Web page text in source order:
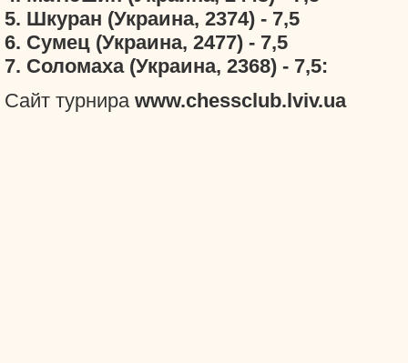
5. Шкуран (Украина, 2374) - 7,5
6. Сумец (Украина, 2477) - 7,5
7. Соломаха (Украина, 2368) - 7,5:
Сайт турнира www.chessclub.lviv.ua